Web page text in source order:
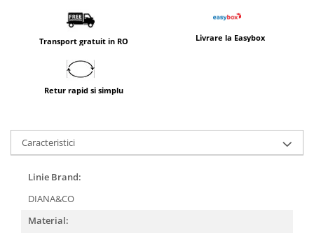
Transport gratuit in RO Livrare la Easybox
Retur rapid si simplu
Caracteristici
Linie Brand:
DIANA&CO
Material: